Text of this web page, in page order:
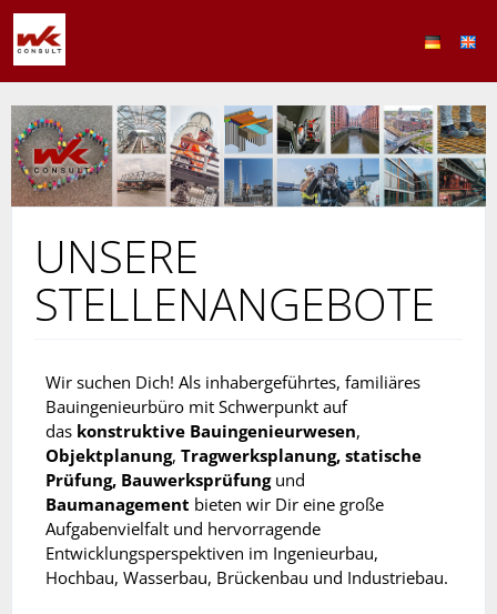
UNSERE
STELLENANGEBOTE
Wir suchen Dich! Als inhabergeführtes, familiäres
Bauingenieurbüro mit Schwerpunkt auf
das konstruktive Bauingenieurwesen,
Objektplanung, Tragwerksplanung, statische
Prüfung, Bauwerksprüfungund
Baumanagement bieten wir Dir eine große
Aufgabenvielfalt und hervorragende
Entwicklungsperspektiven im Ingenieurbau,
Hochbau, Wasserbau, Brückenbau und Industriebau.